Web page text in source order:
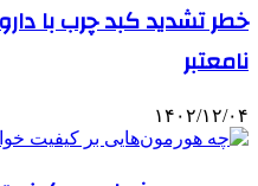
خطر تشدید کبد چرب با
نامعتبر
۱۴۰۲/۱۲/۰۴